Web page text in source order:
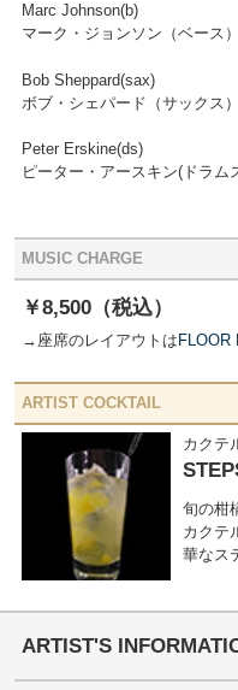
Marc Johnson(b)
マーク・ジョンソン（ベース）
Bob Sheppard(sax)
ボブ・シェパード（サックス）
Peter Erskine(ds)
ピーター・アースキン(ドラム
MUSIC CHARGE
￥8,500（税込）
→座席のレイアウトはFLOOR
ARTIST COCKTAIL
カクテ
旬の柑
カクテ
華なス
ARTIST'S